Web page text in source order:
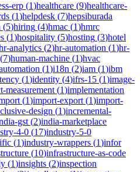
erp (1)healthcare (9)healthcare-
(1)helpdesk (7)hepsiburada
(5)hiring (4)hmac (1)hmrc
(1)hospitality (5)hosting (3)hotel
analytics (2)hr-automation (1)hr-
(7)human-machine (1)hvac
(1)i18n (2)iam (1)ibm
(1)identity (4)ifrs-15 (1)image-
measurement (1)implementation
(1)import-export (1)import-
design (1)incremental-
gst (2)india-marketplace
4-0 (17)industry-5-0
(1)industry-wrappers (1)infor
(10)infrastructure-as-code
(1)insights (2)inspection